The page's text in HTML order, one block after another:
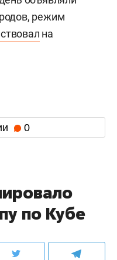
режим
на
0
по Кубе